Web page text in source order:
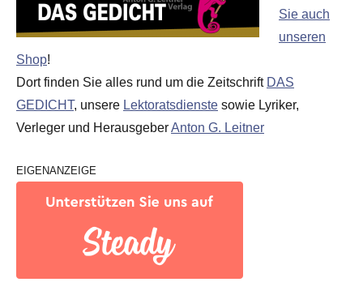
Sie auch
unseren
Shop!
Dort finden Sie alles rund um die Zeitschrift DAS
GEDICHT, unsere Lektoratsdienste sowie Lyriker,
Verleger und HerausgeberAnton G. Leitner
EIGENANZEIGE